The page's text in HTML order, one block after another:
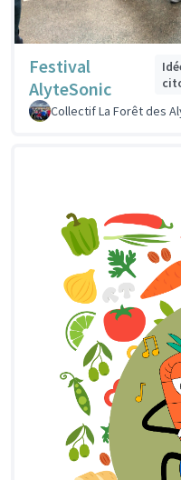
Festival
AlyteSonic
Collectif La Forêt des